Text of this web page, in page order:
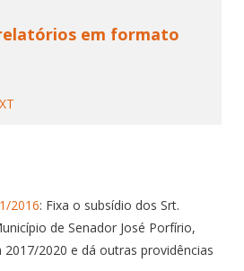
em formato
2016: Fixa o subsídio dos Srt.
de Senador José Porfírio,
2017/2020 e dá outras providências